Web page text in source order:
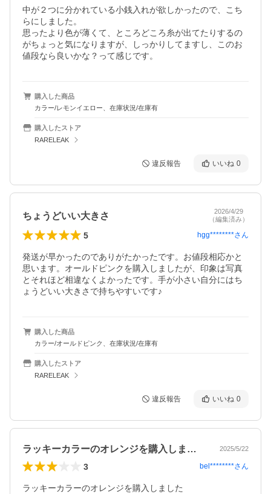
中が２つに分かれている小銭入れが欲しかったので、こち
らにしました。
思ったより色が薄くて、ところどころ糸が出てたりするの
がちょっと気になりますが、しっかりしてますし、このお
値段なら良いかな？って感じです。
購入した商品
カラー/レモンイエロー、在庫状況/在庫有
購入したストア
RARELEAK
違反報告 いいね 0
ちょうどいい大きさ
2026/4/29
（編集済み）
5 hgg********さん
発送が早かったのでありがたかったです。お値段相応かと
思います。オールドピンクを購入しましたが、印象は写真
とそれほど相違なくよかったです。手が小さい自分にはち
ょうどいい大きさで持ちやすいです♪
購入した商品
カラー/オールドピンク、在庫状況/在庫有
購入したストア
RARELEAK
違反報告 いいね 0
ラッキーカラーのオレンジを購入しました… 2025/5/22
3 bel********さん
ラッキーカラーのオレンジを購入しました